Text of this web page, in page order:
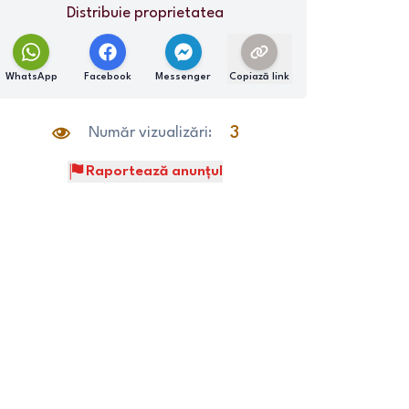
Distribuie proprietatea
WhatsApp Facebook Messenger Copiază link
Număr vizualizări: 3
Raportează anunțul